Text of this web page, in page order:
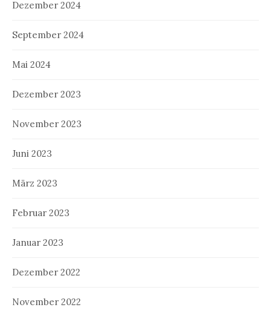
Dezember 2024
September 2024
Mai 2024
Dezember 2023
November 2023
Juni 2023
März 2023
Februar 2023
Januar 2023
Dezember 2022
November 2022